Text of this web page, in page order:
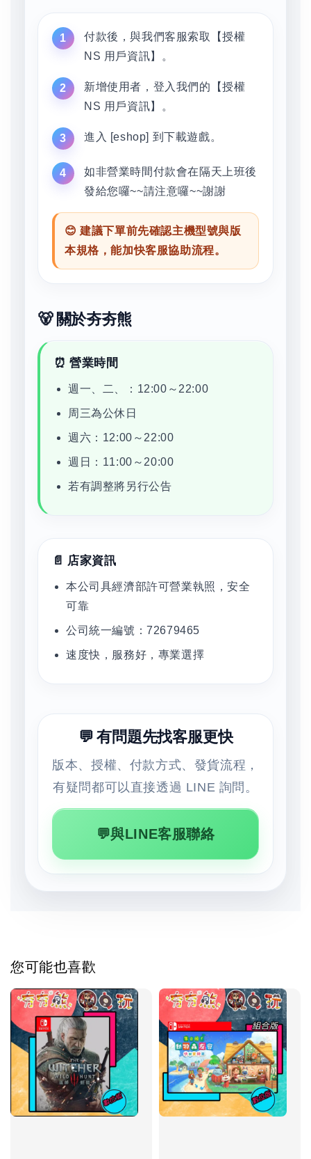
付款後，與我們客服索取【授權
NS 用戶資訊】。
新增使用者，登入我們的【授權
NS 用戶資訊】。
進入 [eshop] 到下載遊戲。
如非營業時間付款會在隔天上班後
發給您囉~~請注意囉~~謝謝
😊 建議下單前先確認主機型號與版
本規格，能加快客服協助流程。
🐻 關於夯夯熊
⏰ 營業時間
週一、二、：12:00～22:00
周三為公休日
週六：12:00～22:00
週日：11:00～20:00
若有調整將另行公告
📄 店家資訊
本公司具經濟部許可營業執照，安全
可靠
公司統一編號：72679465
速度快，服務好，專業選擇
💬 有問題先找客服更快
版本、授權、付款方式、發貨流程，
有疑問都可以直接透過 LINE 詢問。
💬與LINE客服聯絡
您可能也喜歡